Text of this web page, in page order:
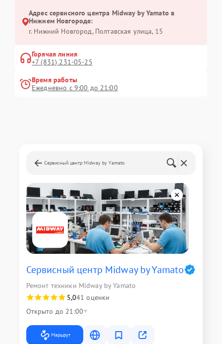
Адрес сервисного центра Midway by Yamato в
Нижнем Новгороде:
г. Нижний Новгород, Полтавская улица, 15
Горячая линия
+7 (831) 231-05-25
Время работы
Ежедневно с 9:00 до 21:00
Сервисный центр Midway by Yamato
Сервисный центр Midway by Yamato
Ремонт техники Midway by Yamato
5,041 оценки
Открыто до 21:00
Маршрут